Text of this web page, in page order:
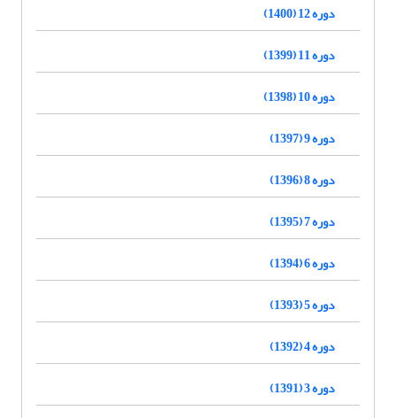
دوره 12 (1400)
دوره 11 (1399)
دوره 10 (1398)
دوره 9 (1397)
دوره 8 (1396)
دوره 7 (1395)
دوره 6 (1394)
دوره 5 (1393)
دوره 4 (1392)
دوره 3 (1391)